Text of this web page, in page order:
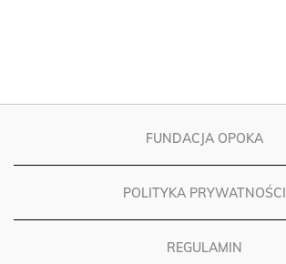
FUNDACJA OPOKA
POLITYKA PRYWATNOŚCI
REGULAMIN